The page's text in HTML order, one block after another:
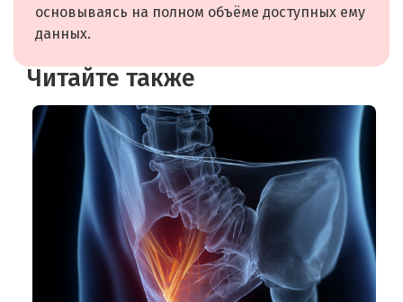
основываясь на полном объёме доступных ему
данных.
Читайте также